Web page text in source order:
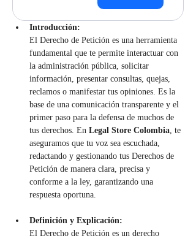
Introducción:
El Derecho de Petición es una herramienta
fundamental que te permite interactuar con
la administración pública, solicitar
información, presentar consultas, quejas,
reclamos o manifestar tus opiniones. Es la
base de una comunicación transparente y el
primer paso para la defensa de muchos de
tus derechos. En Legal Store Colombia, te
aseguramos que tu voz sea escuchada,
redactando y gestionando tus Derechos de
Petición de manera clara, precisa y
conforme a la ley, garantizando una
respuesta oportuna.
Definición y Explicación:
El Derecho de Petición es un derecho